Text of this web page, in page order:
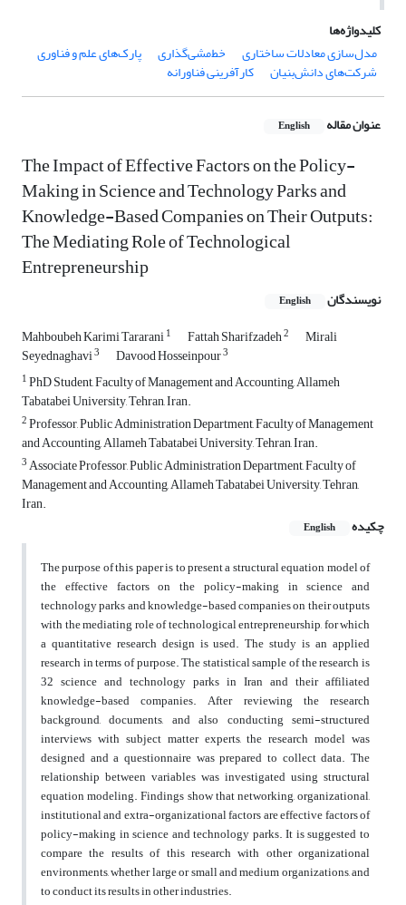
کلیدواژه‌ها
مدل‌سازی معادلات ساختاری
خط‌مشی‌گذاری پارک‌های علم و فناوری
شرکت‌های دانش‌بنیان کارآفرینی فناورانه
عنوان مقاله English
The Impact of Effective Factors on the Policy-
Making in Science and Technology Parks and
Knowledge-Based Companies on Their Outputs:
The Mediating Role of Technological
Entrepreneurship
نویسندگان English
Mahboubeh Karimi Tararani1 Fattah Sharifzadeh2 Mirali
Seyednaghavi3 Davood Hosseinpour3
1PhD Student, Faculty of Management and Accounting, Allameh
Tabatabei University, Tehran, Iran.
2Professor, Public Administration Department, Faculty of Management
and Accounting, Allameh Tabatabei University, Tehran, Iran.
3Associate Professor, Public Administration Department, Faculty of
Management and Accounting, Allameh Tabatabei University, Tehran,
Iran.
چکیده
English
The purpose of this paper is to present a structural equation model of
the effective factors on the policy-making in science and
technology parks and knowledge-based companies on their outputs
with the mediating role of technological entrepreneurship, for which
a quantitative research design is used. The study is an applied
research in terms of purpose. The statistical sample of the research is
32 science and technology parks in Iran and their affiliated
knowledge-based companies. After reviewing the research
background, documents, and also conducting semi-structured
interviews with subject matter experts, the research model was
designed and a questionnaire was prepared to collect data. The
relationship between variables was investigated using structural
equation modeling. Findings show that networking, organizational,
institutional and extra-organizational factors are effective factors of
policy-making in science and technology parks. It is suggested to
compare the results of this research with other organizational
environments, whether large or small and medium organizations, and
to conduct its results in other industries.